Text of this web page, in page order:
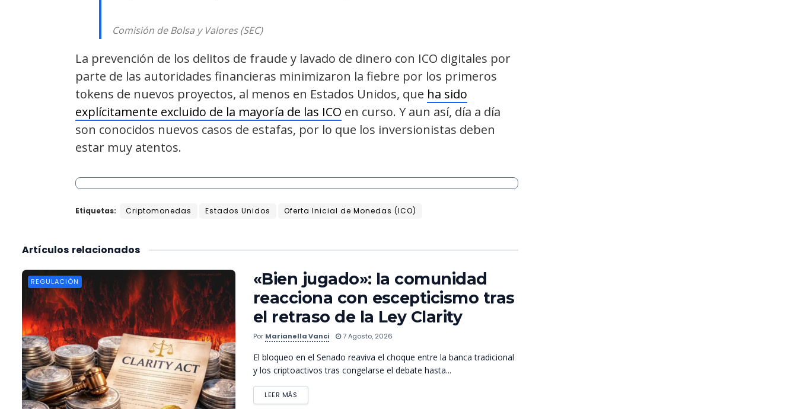
Comisión de Bolsa y Valores (SEC)
La prevención de los delitos de fraude y lavado de dinero con ICO digitales por
parte de las autoridades financieras minimizaron la fiebre por los primeros
tokens de nuevos proyectos, al menos en Estados Unidos, que ha sido
explícitamente excluido de la mayoría de las ICO en curso. Y aun así, día a día
son conocidos nuevos casos de estafas, por lo que los inversionistas deben
estar muy atentos.
Etiquetas: Criptomonedas Estados Unidos Oferta Inicial de Monedas (ICO)
relacionados
Artículos
REGULACIÓN
«Bien jugado»: la comunidad
reacciona con escepticismo tras
el retraso de la Ley Clarity
Por Marianella Vanci 7 Agosto, 2026
El bloqueo en el Senado reaviva el choque entre la banca tradicional
y los criptoactivos tras congelarse el debate hasta...
LEER MÁS